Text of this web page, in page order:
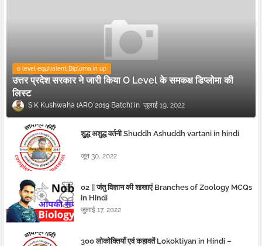
o level equivalent Diploma in up
उत्तर प्रदेश सरकार ने जारी किया O Level के समकक्ष डिप्लोमा की
लिस्ट
S K Kushwaha (ARO 2019 Batch) जुलाई 19, 2022
शुद्ध अशुद्ध वर्तनी Shuddh Ashuddh vartani in hindi
जून 30, 2022
02 || जंतु विज्ञान की शाखाएं Branches of Zoology MCQs
in Hindi
जुलाई 17, 2022
300 लोकोक्तियाँ एवं कहावतें Lokoktiyan in Hindi –